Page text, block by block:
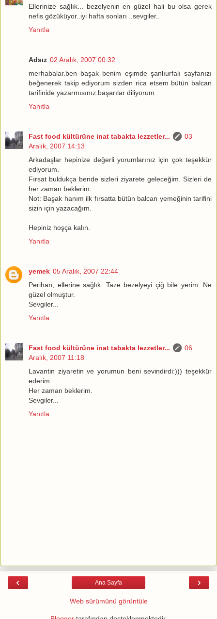
Ellerinize sağlık... bezelyenin en güzel hali bu olsa gerek
nefis gözüküyor..iyi hafta sonları ..sevgiler..
Yanıtla
Adsız 02 Aralık, 2007 00:32
merhabalar.ben başak benim eşimde şanlıurfalı sayfanızı
beğenerek takip ediyorum sizden rica etsem bütün balcan
tarifinide yazarmısınız.başarılar diliyorum
Yanıtla
Fast food kültürüne inat tabakta lezzetler...
03
Aralık, 2007 14:13
Arkadaşlar hepinize değerli yorumlarınız için çok teşekkür
ediyorum.
Fırsat buldukça bende sizleri ziyarete geleceğim. Sizleri de
her zaman beklerim.
Not: Başak hanım ilk fırsatta bütün balcan yemeğinin tarifini
sizin için yazacağım.
Hepiniz hoşça kalın.
Yanıtla
yemek 05 Aralık, 2007 22:44
Perihan, ellerine sağlık. Taze bezelyeyi çiğ bile yerim. Ne
güzel olmuştur.
Sevgiler...
Yanıtla
Fast food kültürüne inat tabakta lezzetler...
06
Aralık, 2007 11:18
Lavantin ziyaretin ve yorumun beni sevindirdi:))) teşekkür
ederim.
Her zaman beklerim.
Sevgiler...
Yanıtla
‹ ›
Ana Sayfa
Web sürümünü görüntüle